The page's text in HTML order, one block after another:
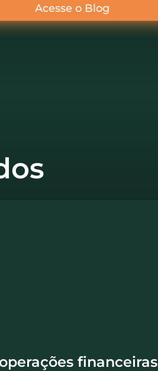
Acesse o Blog
financeiras